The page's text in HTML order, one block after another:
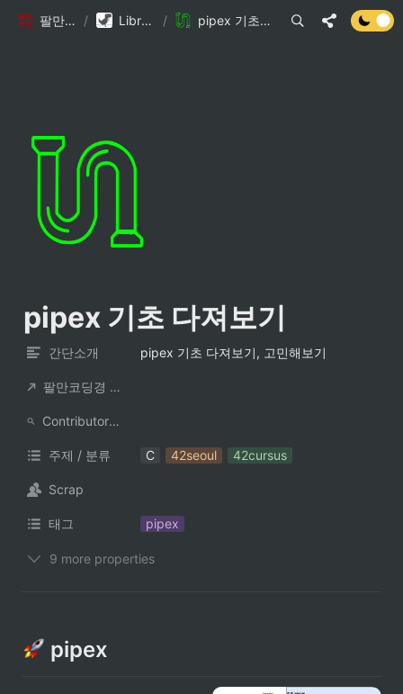
팔만코딩경 / Library DB / pipex 기초 다져보기
pipex 기초 다져보기
간단소개 pipex 기초 다져보기, 고민해보기
팔만코딩경 컨트리뷰터
ContributorNotionAccount
주제 / 분류 C 42seoul 42cursus
Scrap
태그 pipex
9 more properties
pipex